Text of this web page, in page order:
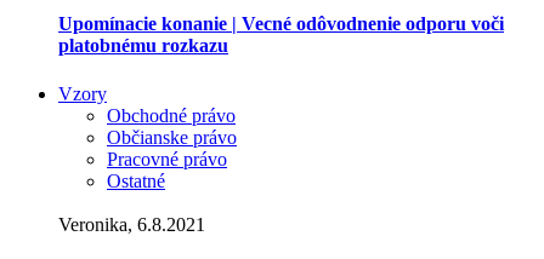
Upomínacie konanie | Vecné odôvodnenie odporu voči
platobnému rozkazu
Vzory
Obchodné právo
Občianske právo
Pracovné právo
Ostatné
Veronika, 6.8.2021